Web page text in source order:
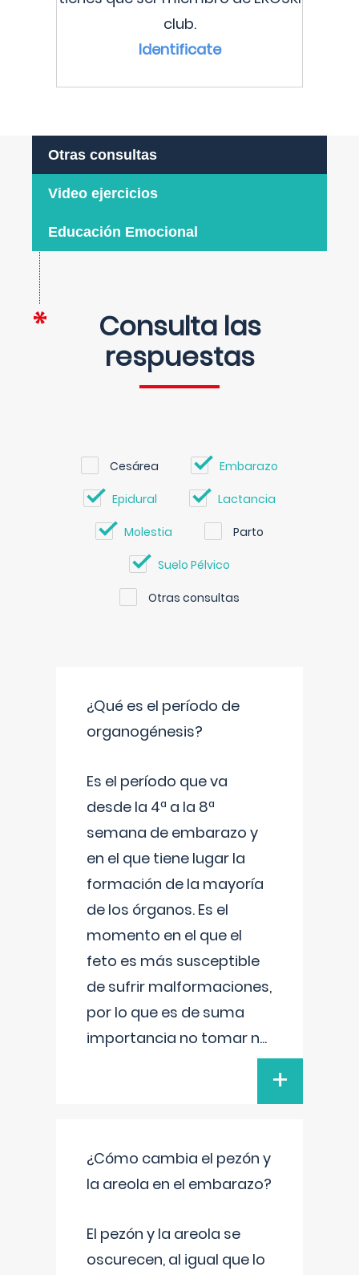
club.
Identificate
Otras consultas
Video ejercicios
Educación Emocional
Consulta las
respuestas
Cesárea Embarazo
Epidural Lactancia
Molestia Parto
Suelo Pélvico
Otras consultas
¿Qué es el período de
organogénesis?
Es el período que va
desde la 4ª a la 8ª
semana de embarazo y
en el que tiene lugar la
formación de la mayoría
de los órganos. Es el
momento en el que el
feto es más susceptible
de sufrir malformaciones,
por lo que es de suma
importancia no tomar n...
+
¿Cómo cambia el pezón y
la areola en el embarazo?
El pezón y la areola se
oscurecen, al igual que lo